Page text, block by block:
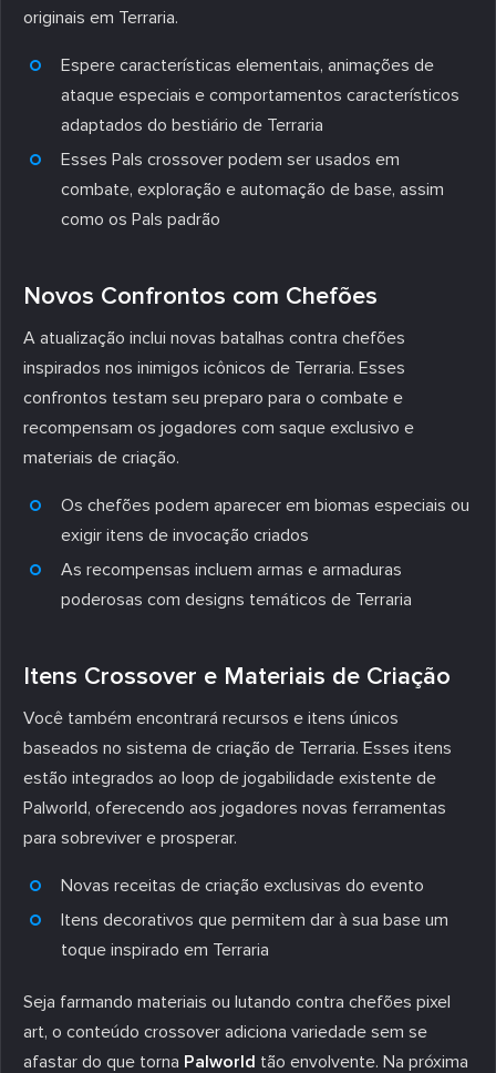
originais em Terraria.
Espere características elementais, animações de
ataque especiais e comportamentos característicos
adaptados do bestiário de Terraria
Esses Pals crossover podem ser usados em
combate, exploração e automação de base, assim
como os Pals padrão
Novos Confrontos com Chefões
A atualização inclui novas batalhas contra chefões
inspirados nos inimigos icônicos de Terraria. Esses
confrontos testam seu preparo para o combate e
recompensam os jogadores com saque exclusivo e
materiais de criação.
Os chefões podem aparecer em biomas especiais ou
exigir itens de invocação criados
As recompensas incluem armas e armaduras
poderosas com designs temáticos de Terraria
Itens Crossover e Materiais de Criação
Você também encontrará recursos e itens únicos
baseados no sistema de criação de Terraria. Esses itens
estão integrados ao loop de jogabilidade existente de
Palworld, oferecendo aos jogadores novas ferramentas
para sobreviver e prosperar.
Novas receitas de criação exclusivas do evento
Itens decorativos que permitem dar à sua base um
toque inspirado em Terraria
Seja farmando materiais ou lutando contra chefões pixel
art, o conteúdo crossover adiciona variedade sem se
afastar do que torna Palworld tão envolvente. Na próxima